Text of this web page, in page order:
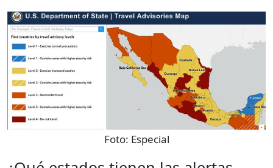
Foto: Especial